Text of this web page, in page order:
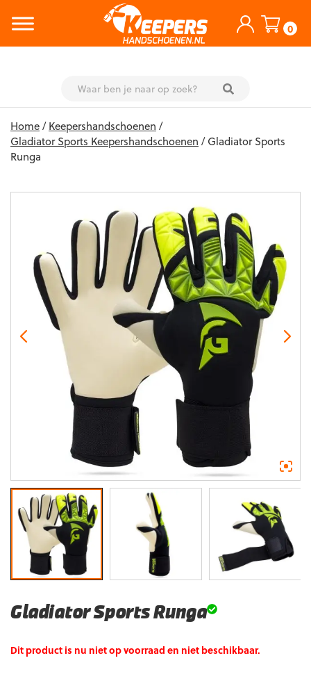
0
content
Home/Keepershandschoenen /
Gladiator Sports Keepershandschoenen / Gladiator Sports
Runga
Gladiator Sports Runga
Dit product is nu niet op voorraad en niet beschikbaar.